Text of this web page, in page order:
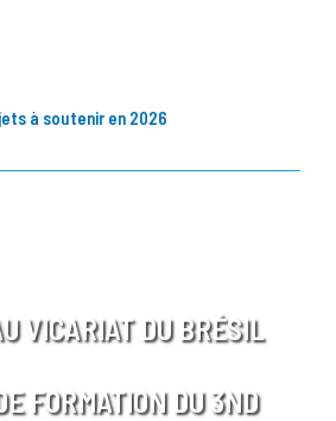
à soutenir en 2026
VICARIAT DU BRÉSIL
FORMATION DU 3ND